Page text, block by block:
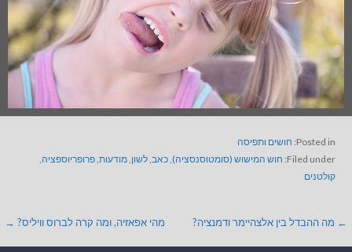
Posted in: חושים ותפיסה
Filed under: חוש המישוש (סומטוסנסציה),כאב,לשון,מודעות,פרופריוספציה,
קולטנים
← מה ההבדל בין אלצהיימר ודמנציה? מהי אפאזיה, ומה קרה לברוס וויליס? →